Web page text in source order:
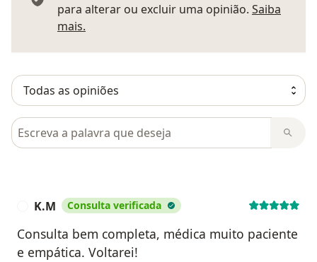
para alterar ou excluir uma opinião. Saiba
mais.
Pesquisar em opiniões
K.M Consulta verificada
Consulta bem completa, médica muito paciente
e empática. Voltarei!